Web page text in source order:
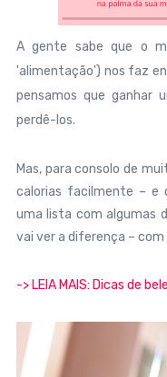
A gente sabe que o
'alimentação') nos faz
pensamos que ganhar
perdê-los.
Mas, para consolo de
calorias facilmente – e
uma lista com algumas
vai ver a diferença – com
-> LEIA MAIS: Dicas de